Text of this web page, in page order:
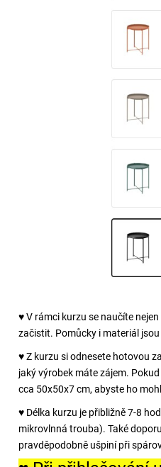
♥ V rámci kurzu se naučíte
začistit. Pomůcky i materiál
♥ Z kurzu si odnesete hotovou
jaký výrobek máte zájem.
cca 50x50x7 cm, abyste ho
♥ Délka kurzu je přibližně 7-8
mikrovlnná trouba). Také
pravděpodobně ušpiní při